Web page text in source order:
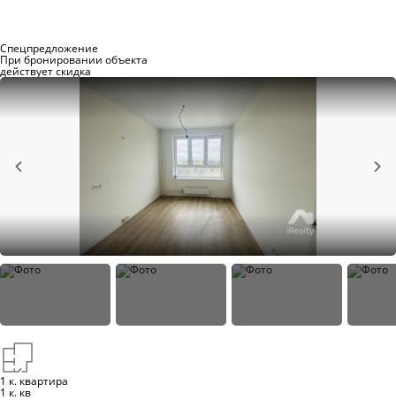
Спецпредложение
При бронировании объекта
действует скидка
1 к. квартира
1 к. кв